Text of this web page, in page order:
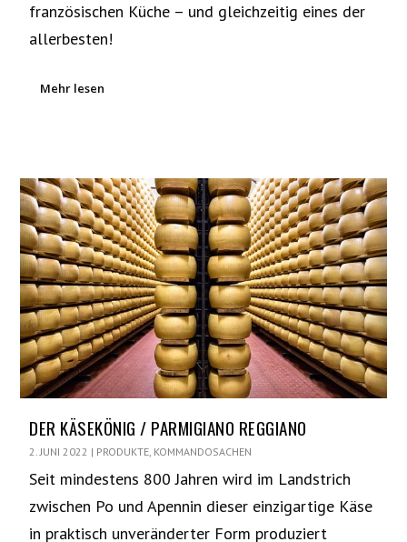
französischen Küche – und gleichzeitig eines der
allerbesten!
Mehr lesen
DER KÄSEKÖNIG / PARMIGIANO REGGIANO
2. JUNI 2022 | PRODUKTE KOMMANDOSACHEN
Seit mindestens 800 Jahren wird im Landstrich
zwischen Po und Apennin dieser einzigartige Käse
in praktisch unveränderter Form produziert